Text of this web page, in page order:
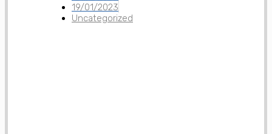
19/01/2023
Uncategorized